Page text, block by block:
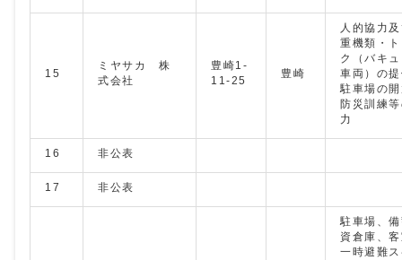
15
ミヤサカ 株
式会社
豊崎1-
11-25
豊崎
人的協力
重機類・
ク（バキ
車両）の
駐車場の
防災訓練
力
16 非公表
17 非公表
駐車場、
資倉庫、
一時避難